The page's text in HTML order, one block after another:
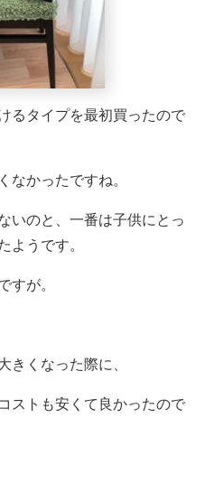
るタイプを最初買ったので
なかったですね。
いのと、一番は子供にとっ
ようです。
すが。
きくなった際に、
ストも安くて良かったので